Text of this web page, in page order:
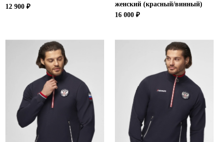
12 900 ₽
женский (красный/винный)
16 000 ₽